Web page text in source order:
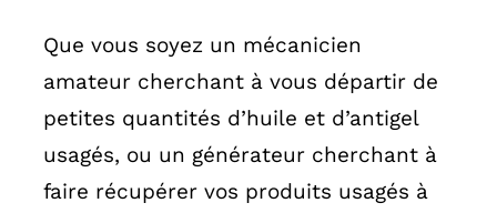
Que vous soyez un mécanicien
amateur cherchant à vous départir de
petites quantités d’huile et d’antigel
usagés, ou un générateur cherchant à
faire récupérer vos produits usagés à